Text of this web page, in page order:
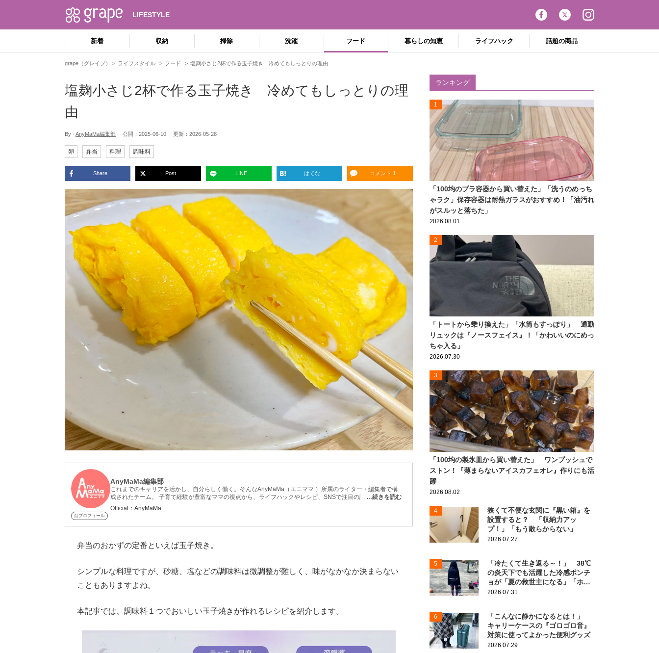
LIFESTYLE
新着 収納 掃除 洗濯 フード 暮らしの知恵 ライフハック 話題の商品
grape（グレイプ） ライフスタイル フード 塩麹小さじ2杯で作る玉子焼き 冷めてもしっとりの理由
塩麹小さじ2杯で作る玉子焼き 冷めてもしっとりの理
由
By - AnyMaMa編集部 公開： 2025-06-10 更新： 2026-05-28
卵 弁当 料理 調味料
Share Post LINE はてな コメント 1
プロフィール
AnyMaMa編集部
これまでのキャリアを活かし、自分らしく働く。そんなAnyMaMa（エニママ ）所属のライター・編集者で構
成されたチーム。 子育て経験が豊富なママの視点から、ライフハックやレシピ、SNSで注目の話題などを紹
介。実際に料理した感想や、家族の反応などもお届け。 忙しい毎日でも取り入れやすく、役立つ情報を発信
中。
…続きを読む
Official： AnyMaMa
弁当のおかずの定番といえば玉子焼き。
シンプルな料理ですが、砂糖、塩などの調味料は微調整が難しく、味がなかなか決まらない
こともありますよね。
本記事では、調味料１つでおいしい玉子焼きが作れるレシピを紹介します。
ランキング
1
「100均のプラ容器から買い替えた」「洗うのめっち
ゃラク」保存容器は耐熱ガラスがおすすめ！「油汚れ
がスルッと落ちた」
2026.08.01
2
「トートから乗り換えた」「水筒もすっぽり」 通勤
リュックは『ノースフェイス』！「かわいいのにめっ
ちゃ入る」
2026.07.30
3
「100均の製氷皿から買い替えた」 ワンプッシュで
ストン！『薄まらないアイスカフェオレ』作りにも活
躍
2026.08.02
4
狭くて不便な玄関に『黒い箱』を
設置すると？ 「収納力アッ
プ！」「もう散らからない」
2026.07.27
5
「冷たくて生き返る～！」 38℃
の炎天下でも活躍した冷感ポンチ
ョが「夏の救世主になる」「ホン
ト買ってよかった」
2026.07.31
6
「こんなに静かになるとは！」
キャリーケースの『ゴロゴロ音』
対策に使ってよかった便利グッズ
2026.07.29